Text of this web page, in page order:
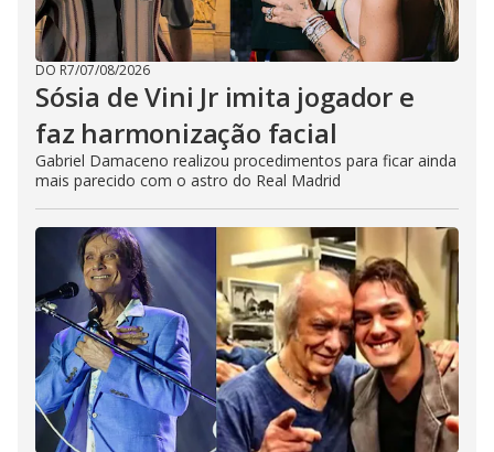
DO R7/07/08/2026
Sósia de Vini Jr imita jogador e
faz harmonização facial
Gabriel Damaceno realizou procedimentos para ficar ainda
mais parecido com o astro do Real Madrid